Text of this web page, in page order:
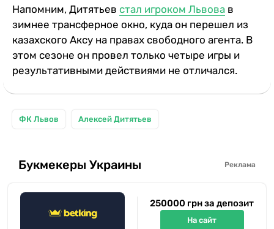
Напомним, Дитятьев стал игроком Львова в
зимнее трансферное окно, куда он перешел из
казахского Аксу на правах свободного агента. В
этом сезоне он провел только четыре игры и
результативными действиями не отличался.
ФК Львов Алексей Дитятьев
Букмекеры Украины Реклама
250000 грн за депозит
На сайт